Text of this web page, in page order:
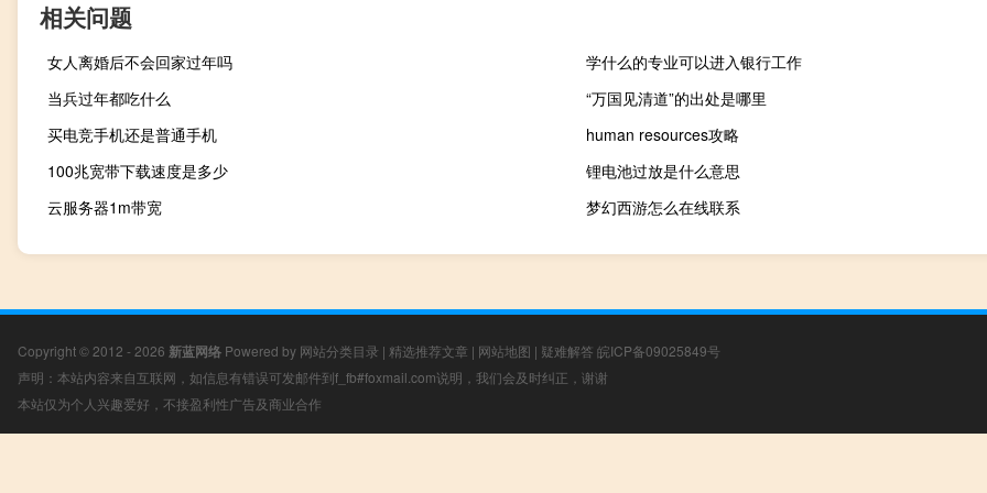
相关问题
女人离婚后不会回家过年吗
学什么的专业可以进入银行工作
当兵过年都吃什么
“万国见清道”的出处是哪里
买电竞手机还是普通手机
human resources攻略
100兆宽带下载速度是多少
锂电池过放是什么意思
云服务器1m带宽
梦幻西游怎么在线联系
Copyright © 2012 - 2026 新蓝网络 Powered by 网站分类目录 | 精选推荐文章 | 网站地图 | 疑难解答 皖ICP备09025849号
声明：本站内容来自互联网，如信息有错误可发邮件到f_fb#foxmail.com说明，我们会及时纠正，谢谢
本站仅为个人兴趣爱好，不接盈利性广告及商业合作